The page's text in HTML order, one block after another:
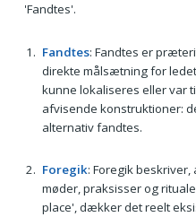
'Fandtes'.
Fandtes: Fandtes er
direkte målsætning for
kunne lokaliseres eller var
afvisende konstruktioner:
alternativ fandtes.
Foregik: Foregik
møder, praksisser og
place', dækker det reelt